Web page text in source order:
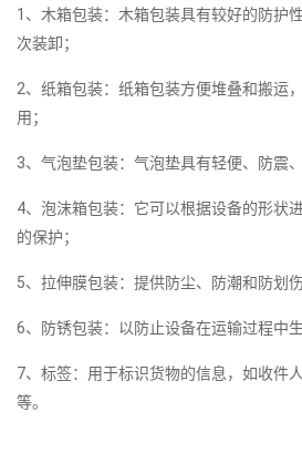
1、木箱包装：木箱包装具有较好的防护
次装卸；
2、纸箱包装：纸箱包装方便堆叠和搬运
用；
3、气泡垫包装：气泡垫具有轻便、防震
4、泡沫箱包装：它可以根据设备的形状
的保护；
5、拉伸膜包装：提供防尘、防潮和防划伤
6、防锈包装：以防止设备在运输过程中生
7、标签：用于标识货物的信息，如收件
等。